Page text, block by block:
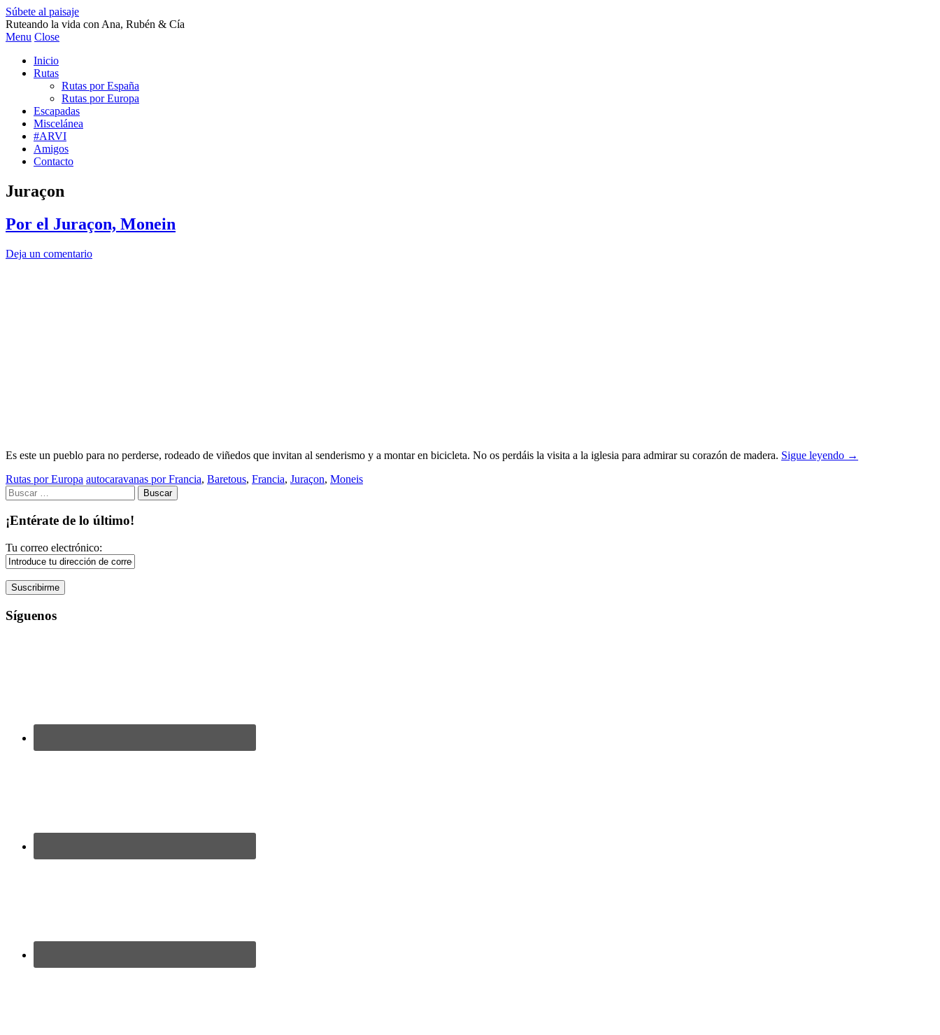
Súbete al paisaje
Ruteando la vida con Ana, Rubén & Cía
Menu Close
Inicio
Rutas
Rutas por España
Rutas por Europa
Escapadas
Miscelánea
#ARVI
Amigos
Contacto
Juraçon
Por el Juraçon, Monein
Deja un comentario
Es este un pueblo para no perderse, rodeado de viñedos que invitan al senderismo y a montar en bicicleta. No os perdáis la visita a la iglesia para admirar su corazón de madera. Sigue leyendo →
Rutas por Europa autocaravanas por Francia, Baretous, Francia, Juraçon, Moneis
Buscar:
¡Entérate de lo último!
Tu correo electrónico:
Síguenos